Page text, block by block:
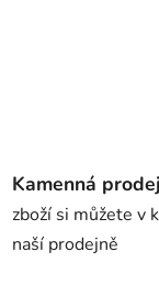
Kamenná
zboží si můžete v
naší prodejně